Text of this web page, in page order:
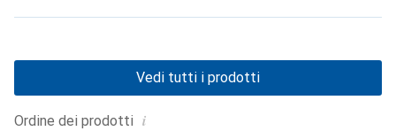
Ordine dei prodotti i
Vedi tutti i prodotti